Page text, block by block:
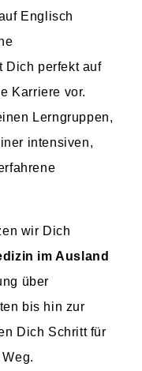
Englisch
Dich perfekt auf
Karriere vor.
Lerngruppen,
intensiven,
wir Dich
im Ausland
über
bis hin zur
Dich Schritt für